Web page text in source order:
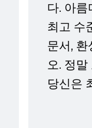
다. 아름
최고 수
문서,
오. 정
당신은